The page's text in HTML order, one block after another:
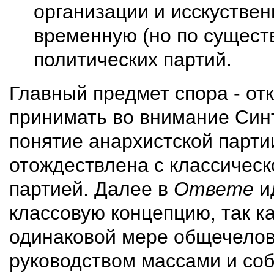
организации и
временную (но по
политических партий.
Главный предмет спора -
принимать во внимание
понятие анархистской
отождествлена с
партией. Далее в Ответе
классовую концепцию, так
одинаковой мере
руководством массами и